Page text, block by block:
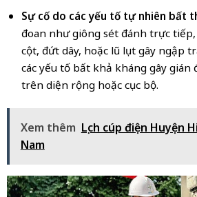
Sự cố do các yếu tố tự nhiên bất
đoan như giông sét đánh trực
cột, đứt dây, hoặc lũ lụt gây ngập
các yếu tố bất khả kháng gây gián
trên diện rộng hoặc cục bộ.
Xem thêm Lịch cúp điện Huyện
Nam